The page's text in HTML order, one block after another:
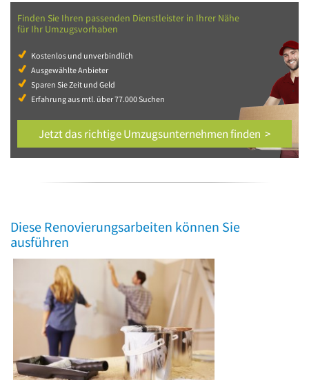
Finden Sie Ihren passenden Dienstleister in Ihrer Nähe
für Ihr Umzugsvorhaben
Kostenlos und unverbindlich
Ausgewählte Anbieter
Sparen Sie Zeit und Geld
Erfahrung aus mtl. über 77.000 Suchen
Jetzt das richtige Umzugsunternehmen finden >
Diese Renovierungsarbeiten können Sie
ausführen